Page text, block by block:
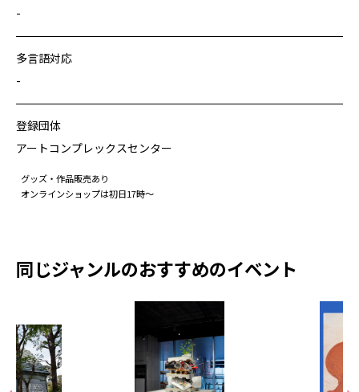
-
多言語対応
-
登録団体
アートコンプレックスセンター
グッズ・作品販売あり
オンラインショップは初日17時〜
同じジャンルのおすすめのイベント